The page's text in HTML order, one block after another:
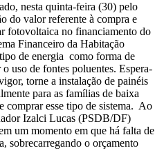
nesta quinta-feira (30) pelo
do valor referente à compra e
fotovoltaica no financiamento do
Financeiro da Habitação
de energia como forma de
uso de fontes poluentes. Espera-
torne a instalação de painéis
para as famílias de baixa
comprar esse tipo de sistema. Ao
Izalci Lucas (PSDB/DF)
um momento em que há falta de
sobrecarregando o orçamento